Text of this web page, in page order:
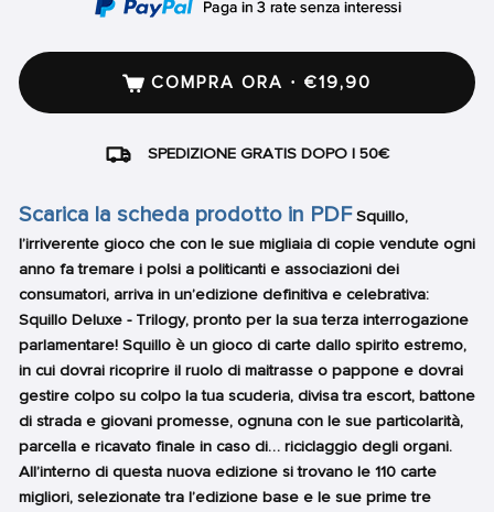
COMPRA ORA · €19,90
SPEDIZIONE GRATIS DOPO I 50€
Scarica la scheda prodotto in PDFSquillo,
l’irriverente gioco che con le sue migliaia di copie vendute ogni
anno fa tremare i polsi a politicanti e associazioni dei
consumatori, arriva in un’edizione definitiva e celebrativa:
Squillo Deluxe - Trilogy, pronto per la sua terza interrogazione
parlamentare! Squillo è un gioco di carte dallo spirito estremo,
in cui dovrai ricoprire il ruolo di maitrasse o pappone e dovrai
gestire colpo su colpo la tua scuderia, divisa tra escort, battone
di strada e giovani promesse, ognuna con le sue particolarità,
parcella e ricavato finale in caso di… riciclaggio degli organi.
All’interno di questa nuova edizione si trovano le 110 carte
migliori, selezionate tra l’edizione base e le sue prime tre